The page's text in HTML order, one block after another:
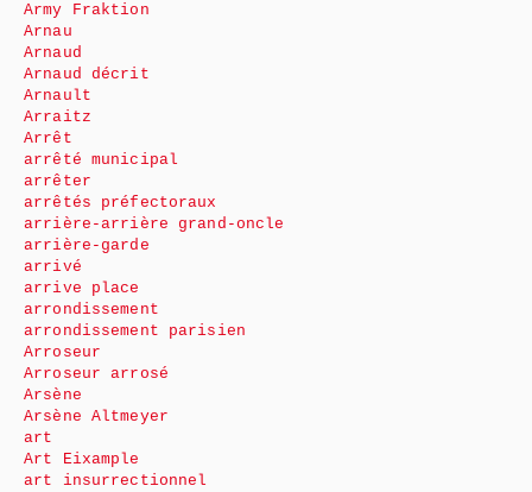
Army Fraktion
Arnau
Arnaud
Arnaud décrit
Arnault
Arraitz
Arrêt
arrêté municipal
arrêter
arrêtés préfectoraux
arrière-arrière grand-oncle
arrière-garde
arrivé
arrive place
arrondissement
arrondissement parisien
Arroseur
Arroseur arrosé
Arsène
Arsène Altmeyer
art
Art Eixample
art insurrectionnel